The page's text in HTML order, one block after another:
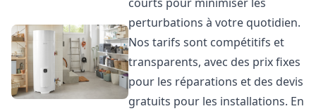
perturbations à votre quotidien.
Nos tarifs sont compétitifs et
transparents, avec des prix fixes
pour les réparations et des devis
gratuits pour les installations. En